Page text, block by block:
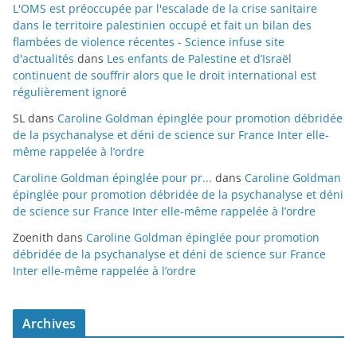
L'OMS est préoccupée par l'escalade de la crise sanitaire
dans le territoire palestinien occupé et fait un bilan des
flambées de violence récentes - Science infuse site
d'actualités dans Les enfants de Palestine et d’Israël
continuent de souffrir alors que le droit international est
régulièrement ignoré
SL dans Caroline Goldman épinglée pour promotion débridée
de la psychanalyse et déni de science sur France Inter elle-
même rappelée à l’ordre
Caroline Goldman épinglée pour pr... dans Caroline Goldman
épinglée pour promotion débridée de la psychanalyse et déni
de science sur France Inter elle-même rappelée à l’ordre
Zoenith dans Caroline Goldman épinglée pour promotion
débridée de la psychanalyse et déni de science sur France
Inter elle-même rappelée à l’ordre
Archives